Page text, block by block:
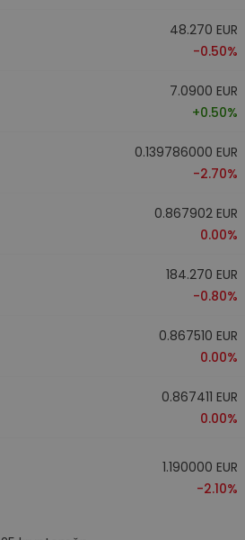
48.270 EUR
-0.50%
7.0900 EUR
+0.50%
0.139786000 EUR
-2.70%
0.867902 EUR
0.00%
184.270 EUR
-0.80%
0.867510 EUR
0.00%
0.867411 EUR
0.00%
1.190000 EUR
-2.10%